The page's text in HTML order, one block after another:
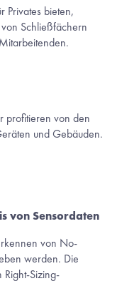
Privates bieten,
Schließfächern
profitieren von den
und Gebäuden.
von Sensordaten
von No-
werden. Die
Sizing-